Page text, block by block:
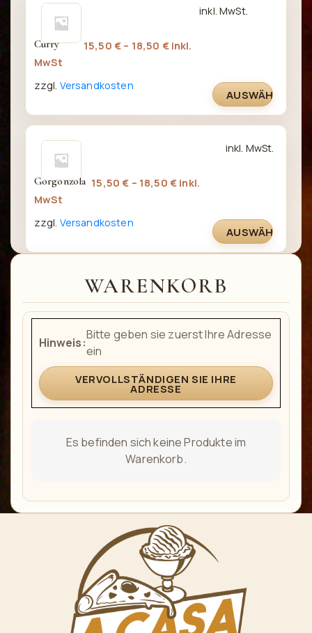
Produktseite
gewählt
werden
Curry 15,50 € – 18,50 € inkl.
MwSt
inkl. MwSt.
zzgl. Versandkosten
AUSWÄHLEN
Dieses
Produkt
weist
mehrere
Varianten
auf.
können
Produktseite
gewählt
werden
Gorgonzola 15,50€ – 18,50 € inkl.
MwSt
inkl. MwSt.
zzgl. Versandkosten
AUSWÄHLEN
Dieses
Produkt
weist
mehrere
Varianten
auf.
Optionen
der
gewählt
WARENKORB
Hinweis:
Bitte geben sie zuerst Ihre Adresse
ein
VERVOLLSTÄNDIGEN SIE IHRE
ADRESSE
Es befinden sich keine Produkte im
Warenkorb.